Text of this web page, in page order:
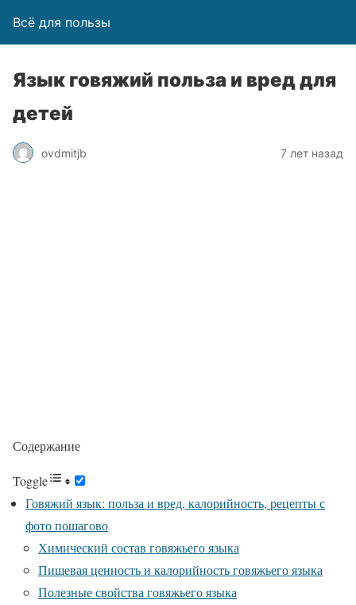
Всё для пользы
Язык говяжий польза и вред для
детей
ovdmitjb 7 лет назад
Содержание
Toggle
Говяжий язык: польза и вред, калорийность, рецепты с
фото пошагово
Химический состав говяжьего языка
Пищевая ценность и калорийность говяжьего языка
Полезные свойства говяжьего языка